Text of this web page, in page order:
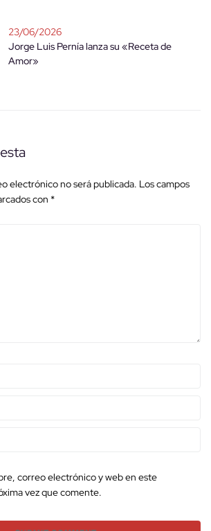
23/06/2026
Jorge Luis Pernía lanza su «Receta de
Amor»
electrónico no será publicada. Los campos
con *
correo electrónico y web en este
vez que comente.